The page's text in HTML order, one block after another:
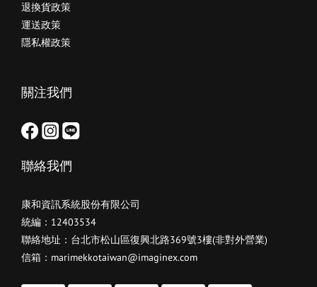
退換貨政策
運送政策
隱私權政策
關注我們
聯絡我們
康和資訊系統股份有限公司
統編：12403534
聯絡地址：台北市松山區復興北路369號3樓(非對外營業)
信箱：marimekkotaiwan@imaginex.com